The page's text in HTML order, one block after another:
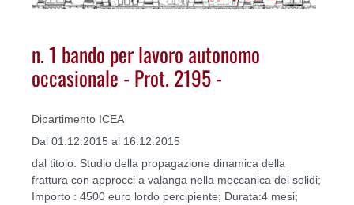
n. 1 bando per lavoro autonomo
occasionale - Prot. 2195 -
Dipartimento ICEA
Dal 01.12.2015 al 16.12.2015
dal titolo: Studio della propagazione dinamica della
frattura con approcci a valanga nella meccanica dei solidi;
Importo : 4500 euro lordo percipiente; Durata:4 mesi;